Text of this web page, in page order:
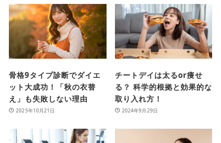
骨格9タイプ診断でダイエ
ット大成功！「秋の衣替
え」も失敗しない理由
2025年10月21日
チートデイは太るor痩せ
る？ 科学的根拠と効果的な
取り入れ方！
2024年9月29日